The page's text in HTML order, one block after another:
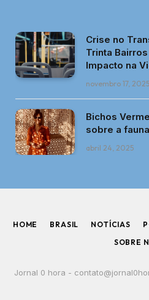
Crise no
Trinta
Impacto na
novembro 17, 2025
Bichos
sobre a
abril 24, 2025
HOME BRASIL NOTÍCIAS
SOBRE
Jornal 0 hora -